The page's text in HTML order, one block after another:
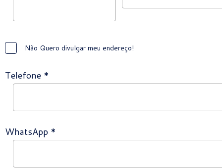
Não Quero divulgar meu endereço!
Telefone *
WhatsApp *